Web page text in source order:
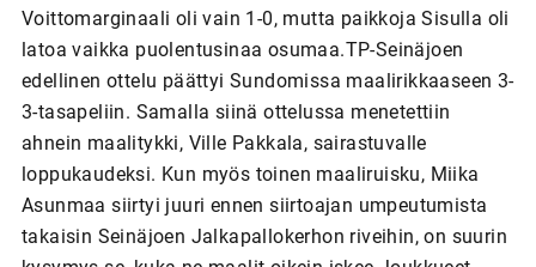
Voittomarginaali oli vain 1-0, mutta paikkoja Sisulla oli
latoa vaikka puolentusinaa osumaa.TP-Seinäjoen
edellinen ottelu päättyi Sundomissa maalirikkaaseen 3-
3-tasapeliin. Samalla siinä ottelussa menetettiin
ahnein maalitykki, Ville Pakkala, sairastuvalle
loppukaudeksi. Kun myös toinen maaliruisku, Miika
Asunmaa siirtyi juuri ennen siirtoajan umpeutumista
takaisin Seinäjoen Jalkapallokerhon riveihin, on suurin